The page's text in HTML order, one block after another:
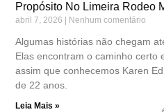
Propósito No Limeira Rodeo
abril 7, 2026 Nenhum comentário
Algumas histórias não chegam
Elas encontram o caminho certo
assim que conhecemos Karen
de 22 anos.
Leia Mais »